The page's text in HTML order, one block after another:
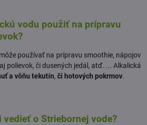
vodu použiť na prípravu
používať na prípravu smoothie, nápojov
polievok, či dusených jedál, atď. ... Alkalická
a vôňu tekutín, či hotových pokrmov.
vedieť o Striebornej vode?